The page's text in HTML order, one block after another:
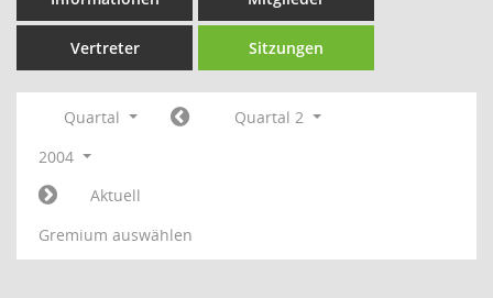
Vertreter Sitzungen
Quartal
Quartal 2
2004
Aktuell
Gremium auswählen